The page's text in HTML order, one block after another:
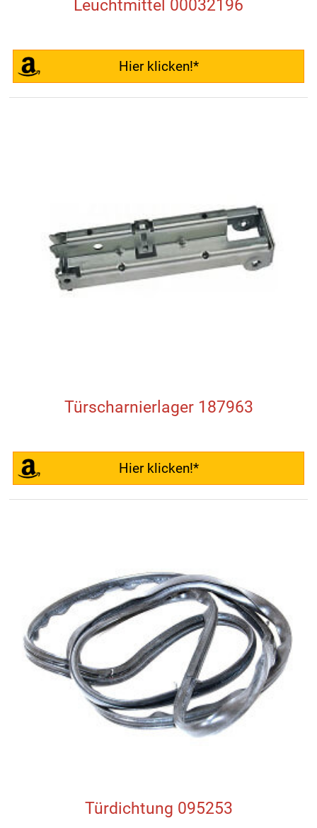
Leuchtmittel 00032196
Hier klicken!*
Türscharnierlager 187963
Hier klicken!*
Türdichtung 095253